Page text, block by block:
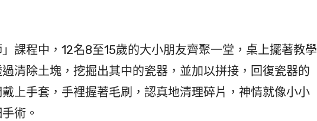
課程中，12名8至15歲的大小朋友齊聚一堂，桌上擺著教學
清除土塊，挖掘出其中的瓷器，並加以拼接，回復瓷器的
上手套，手裡握著毛刷，認真地清理碎片，神情就像小小
術。